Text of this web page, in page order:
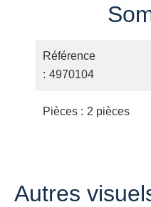
Référence
4970104
Pièces 2 pièces
Autres